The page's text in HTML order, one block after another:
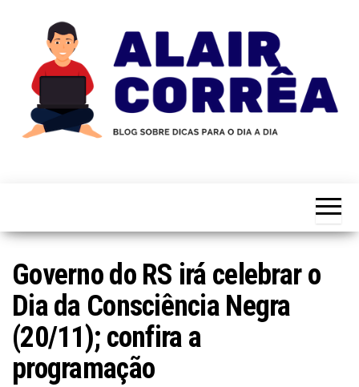
content
Corrêa
Educação e
Governo do RS irá celebrar o
Dia da Consciência Negra
(20/11); confira a
programação